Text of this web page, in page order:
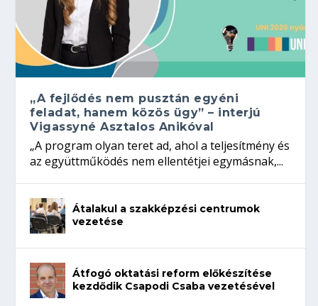
„A fejlődés nem pusztán egyéni
feladat, hanem közös ügy” – interjú
Vigassyné Asztalos Anikóval
„A program olyan teret ad, ahol a teljesítmény és
az együttműködés nem ellentétjei egymásnak,...
Átalakul a szakképzési centrumok
vezetése
Átfogó oktatási reform előkészítése
kezdődik Csapodi Csaba vezetésével